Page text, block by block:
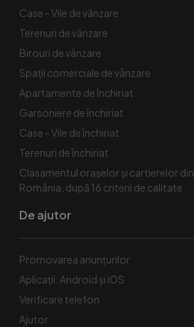
Case - Vile de vânzare
Terenuri de vânzare
Birouri de vânzare
Spaţii comerciale de vânzare
Apartamente de închiriat
Garsoniere de închiriat
Case - Vile de închiriat
Terenuri de închiriat
Clasamentul orașelor și cartierelor din
România, după 16 criterii de calitate
De ajutor
Promovarea anunțurilor
Aplicații: Android și iOS
Verificare telefon
Ajutor